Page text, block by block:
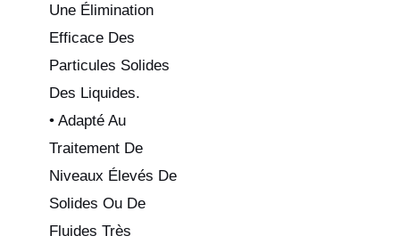
Une Élimination
Efficace Des
Particules Solides
Des Liquides.
• Adapté Au
Traitement De
Niveaux Élevés De
Solides Ou De
Fluides Très